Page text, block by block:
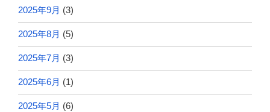
2025年9月 (3)
2025年8月 (5)
2025年7月 (3)
2025年6月 (1)
2025年5月 (6)